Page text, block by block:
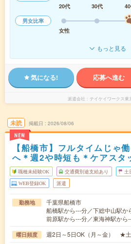
20代 30代
男女比率
女性
もっと見る
気になる! 応募へ進む
派遣会社 テイケイワークス東
未読
NEW
掲載日 2026/08/06
【船橋市】フルタイムじゃ
へ＊週2や時短も＊ケアスタ
職種未経験OK 交通費別途支給あり 土
WEB登録OK 派遣
勤務地
千葉県船橋市
船橋駅から---分／下総中山駅か
前原駅から---分／東海神駅から
曜日頻度 週2日～5日OK（月～金） ★